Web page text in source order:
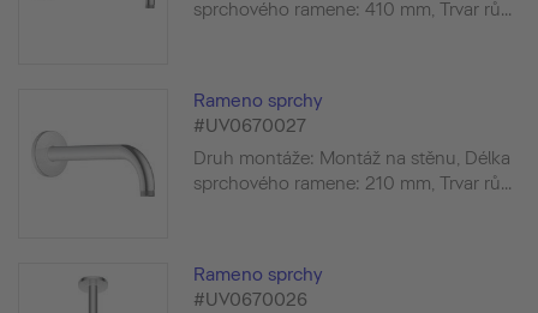
sprchového ramene: 410 mm, Trvar rů...
Rameno sprchy
#UV0670027
Druh montáže: Montáž na stěnu, Délka
sprchového ramene: 210 mm, Trvar rů...
Rameno sprchy
#UV0670026